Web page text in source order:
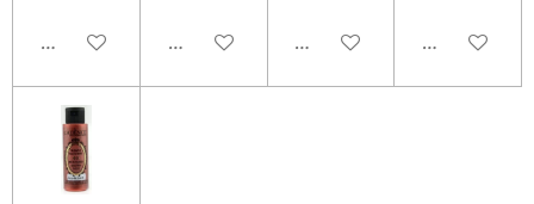
In winkelwagenIn winkelwagenIn winkelwagen
In